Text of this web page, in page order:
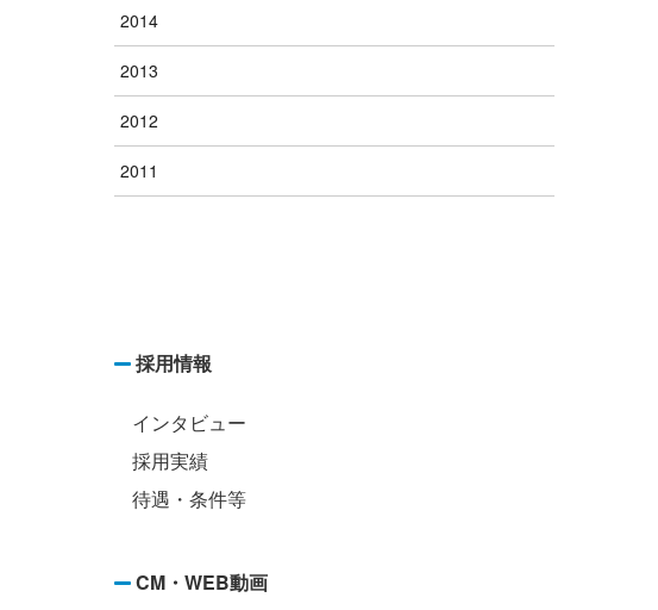
2014
2013
2012
2011
採用情報
インタビュー
採用実績
待遇・条件等
CM・WEB動画